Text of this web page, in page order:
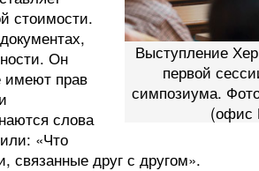
Выступление
первой
симпозиума.
стоимости.
Он
имеют прав
слова
«Что
связанные друг с другом».